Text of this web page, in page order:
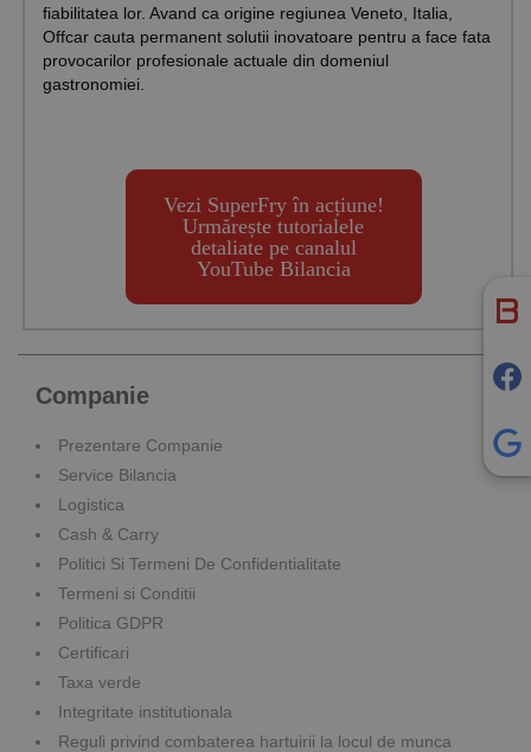
fiabilitatea lor. Avand ca origine regiunea Veneto, Italia,
Offcar cauta permanent solutii inovatoare pentru a face fata
provocarilor profesionale actuale din domeniul
gastronomiei.
Vezi SuperFry în acțiune!
Urmărește tutorialele
detaliate pe canalul
YouTube Bilancia
Companie
Prezentare Companie
Service Bilancia
Logistica
Cash & Carry
Politici Si Termeni De Confidentialitate
Termeni si Conditii
Politica GDPR
Certificari
Taxa verde
Integritate institutionala
Reguli privind combaterea hartuirii la locul de munca